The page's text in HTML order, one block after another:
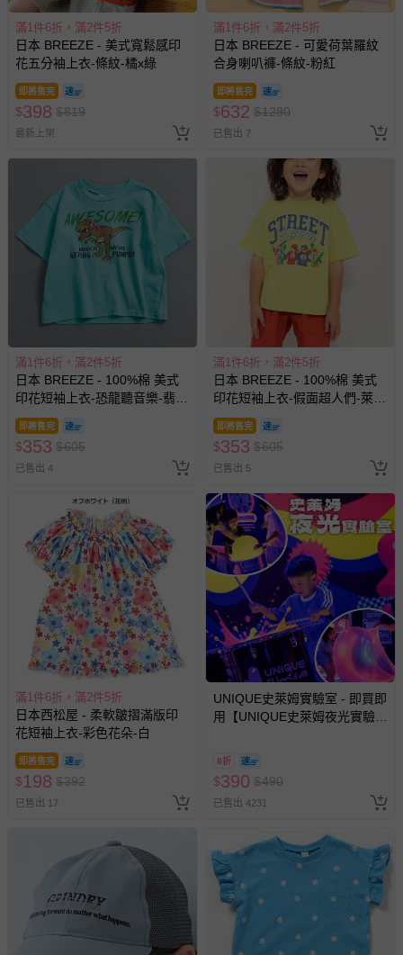
至媽咪愛 LINE@客服ID: @mamilove我們將依序為您處理
與服務，謝謝。
留商品未達活動門檻，將以原價計算，活動贈品亦需一併退
回。
部分商品依據消費者保護法的規定，不適用七天鑑賞期/猶
豫期範圍：
易於腐敗、保存期限較短或解約時即將逾期（例如生鮮
商品、食品等）。
客製化商品（例如客製生日書、姓名貼等）。
報紙、期刊或雜誌（惟書籍如經拆封、使用，則酌收整
新費用）。
經消費者拆封之影音商品或電腦軟體（例如 DVD、CD
非以有形媒介提供之數位內容或一經提供即為完成之線
上服務，經消費者事先同意始提供（例如線上課程、遊
戲或活動點數等）。
已拆封之以下類型商品：
-個人衛生用品（例如尿布、貼身衣物、泳裝、襪子、地
-新生兒親膚衣物（嬰幼兒包巾與背巾、包屁衣、學習
褲、紗布衣等）。
-接觸性孕哺產品（奶嘴、奶瓶、擠乳器、哺乳衣、托腹
帶束縛衣、餐搖椅等）。
-其他原廠盒裝商品封口處已貼上「不可拆封」，或具警
示字句等說明貼紙、封條者。
國際航空、客運、訂房等服務。
相關的退換貨辦理流程，可詳見： 退換貨 & 退款問題
其他常見問題：
區，可能會無法配送，或須依據商品需加收離島運費。廠商
亦保留出貨與否的權利。離島、偏遠地區、樓層親送等加價
費用，可能會另需加收。
商品實際的配達日期，可於訂單個人資料內的查詢訂單內，
已出貨通知之訊息為主。
如您收到商品，請依正常流程檢查是否完好，若商品遇瑕疵
情形，您可申請更換新品或退貨，請見：
退貨的辦理流程 。
若您對於會員帳號、商品訂購與資訊、購物流程、付款方
式、折價券與購物金的使用、退貨及商品運送方式等有疑
滿1件6折，滿2件5折
日本 BREEZE - 美式寬鬆感印
花五分袖上衣-條紋-橘x綠
即將售完
$398 $819
最新上架
滿1件6折，滿2件5折
日本 BREEZE - 可愛荷葉羅紋
合身喇叭褲-條紋-粉紅
即將售完
$632 $1280
已售出 7
滿1件6折，滿2件5折
日本 BREEZE - 100%棉 美式
印花短袖上衣-恐龍聽音樂-翡翠
綠
即將售完
$353 $605
已售出 4
滿1件6折，滿2件5折
日本 BREEZE - 100%棉 美式
印花短袖上衣-假面超人們-萊姆
黃
即將售完
$353 $605
已售出 5
滿1件6折，滿2件5折
日本西松屋 - 柔軟皺摺滿版印
花短袖上衣-彩色花朵-白
即將售完
$198 $392
已售出 17
UNIQUE史萊姆實驗室 - 即買即
用【UNIQUE史萊姆夜光實驗室
人小孩均一價(3歲以上需購票))
8折
$390 $490
已售出 4231